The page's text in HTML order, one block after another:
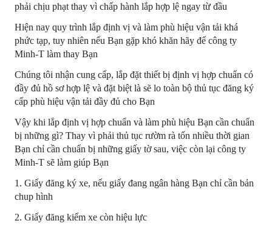
phải chịu phạt thay vì chấp hành lắp hợp lệ ngay từ đầu
Hiện nay quy trình lắp định vị và làm phù hiệu vận tải khá
phức tạp, tuy nhiên nếu Bạn gặp khó khăn hãy để công ty
Minh-T làm thay Bạn
Chúng tôi nhận cung cấp, lắp đặt thiết bị định vị hợp chuẩn có
đầy đủ hồ sơ hợp lệ và đặt biệt là sẽ lo toàn bộ thủ tục đăng ký
cấp phù hiệu vận tải đầy đủ cho Bạn
Vậy khi lắp định vị hợp chuẩn và làm phù hiệu Bạn cần chuẩn
bị những gì? Thay vì phải thủ tục rườm rà tốn nhiều thời gian
Bạn chỉ cần chuẩn bị những giấy tờ sau, việc còn lại công ty
Minh-T sẽ làm giúp Bạn
1. Giấy đăng ký xe, nếu giấy đang ngân hàng Bạn chỉ cần bản
chup hình
2. Giấy đăng kiểm xe còn hiệu lực